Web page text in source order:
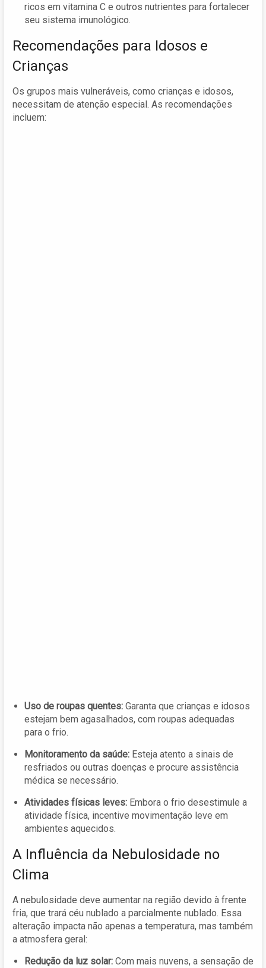
ricos em vitamina C e outros nutrientes para fortalecer
seu sistema imunológico.
Recomendações para Idosos e
Crianças
Os grupos mais vulneráveis, como crianças e idosos,
necessitam de atenção especial. As recomendações
incluem:
Uso de roupas quentes: Garanta que crianças e idosos
estejam bem agasalhados, com roupas adequadas
para o frio.
Monitoramento da saúde: Esteja atento a sinais de
resfriados ou outras doenças e procure assistência
médica se necessário.
Atividades físicas leves: Embora o frio desestimule a
atividade física, incentive movimentação leve em
ambientes aquecidos.
A Influência da Nebulosidade no
Clima
A nebulosidade deve aumentar na região devido à frente
fria, que trará céu nublado a parcialmente nublado. Essa
alteração impacta não apenas a temperatura, mas também
a atmosfera geral:
Redução da luz solar: Com mais nuvens, a sensação de